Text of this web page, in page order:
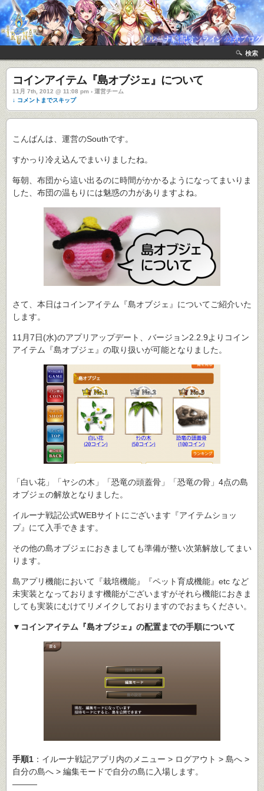
検索
コインアイテム『島オブジェ』について
11月 7th, 2012 @ 11:08 pm › 運営チーム
↓ コメントまでスキップ
こんばんは、運営のSouthです。
すかっり冷え込んでまいりましたね。
毎朝、布団から這い出るのに時間がかかるようになってまいりま
した、布団の温もりには魅惑の力がありますよね。
さて、本日はコインアイテム『島オブジェ』についてご紹介いた
します。
11月7日(水)のアプリアップデート、バージョン2.2.9よりコイン
アイテム『島オブジェ』の取り扱いが可能となりました。
「白い花」「ヤシの木」「恐竜の頭蓋骨」「恐竜の骨」4点の島
オブジェの解放となりました。
イルーナ戦記公式WEBサイトにございます『アイテムショッ
プ』にて入手できます。
その他の島オブジェにおきましても準備が整い次第解放してまい
ります。
島アプリ機能において『栽培機能』『ペット育成機能』etc など
未実装となっております機能がございますがそれら機能におきま
しても実装にむけてリメイクしておりますのでおまちください。
▼コインアイテム『島オブジェ』の配置までの手順について
手順1 ：イルーナ戦記アプリ内のメニュー > ログアウト > 島へ >
自分の島へ > 編集モードで自分の島に入場します。
―――